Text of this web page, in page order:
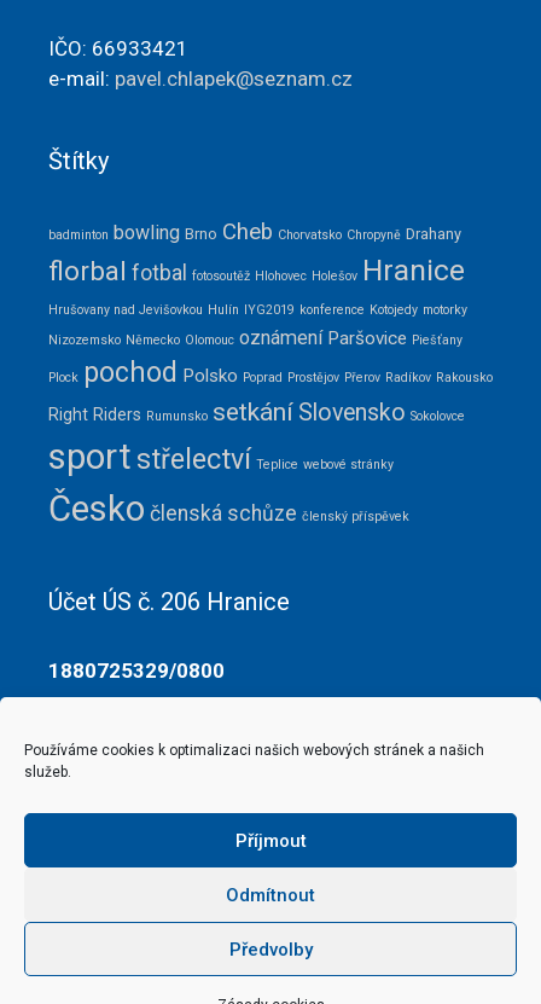
Používáme cookies k optimalizaci našich webových stránek a našich
služeb.
Příjmout
Odmítnout
Předvolby
IČO: 66933421
e-mail: pavel.chlapek@seznam.cz
Štítky
badminton bowling Brno Cheb Chorvatsko Chropyně Drahany
florbal fotbal fotosoutěž Hlohovec Holešov Hranice
Hrušovany nad Jevišovkou Hulín IYG2019 konference Kotojedy motorky
Nizozemsko Německo Olomouc oznámení Paršovice Piešťany
Plock pochod Polsko Poprad Prostějov Přerov Radíkov Rakousko
Right Riders Rumunsko setkání Slovensko Sokolovce
sport střelectví Teplice webové stránky
Česko členská schůze členský příspěvek
Účet ÚS č. 206 Hranice
1880725329/0800
Translator
Zásady cookies (EU)
Copyright © 2010 - 2026IPA ÚS č. 206 Hranice| Admin:
admin@ipacz.cz